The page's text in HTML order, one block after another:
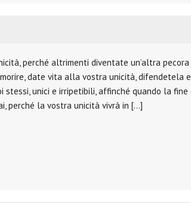
perché altrimenti diventate un’altra
date vita alla vostra unicità, difendetela
stessi, unici e irripetibili, affinché quando la fine
perché la vostra unicità vivrà in […]